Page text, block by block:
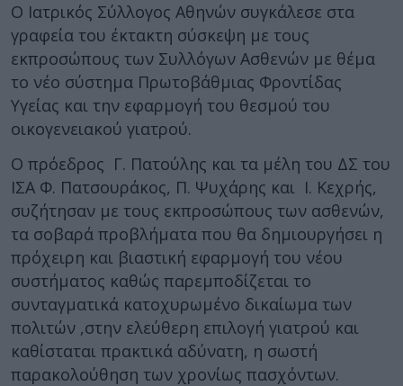
Ο Ιατρικός Σύλλογος Αθηνών συγκάλεσε στα
γραφεία του έκτακτη σύσκεψη με τους
εκπροσώπους των Συλλόγων Ασθενών με θέμα
το νέο σύστημα Πρωτοβάθμιας Φροντίδας
Υγείας και την εφαρμογή του θεσμού του
οικογενειακού γιατρού.
Ο πρόεδρος Γ. Πατούλης και τα μέλη του ΔΣ του
ΙΣΑ Φ. Πατσουράκος, Π. Ψυχάρης και Ι. Κεχρής,
συζήτησαν με τους εκπροσώπους των ασθενών,
τα σοβαρά προβλήματα που θα δημιουργήσει η
πρόχειρη και βιαστική εφαρμογή του νέου
συστήματος καθώς παρεμποδίζεται το
συνταγματικά κατοχυρωμένο δικαίωμα των
πολιτών ,στην ελεύθερη επιλογή γιατρού και
καθίσταται πρακτικά αδύνατη, η σωστή
παρακολούθηση των χρονίως πασχόντων.